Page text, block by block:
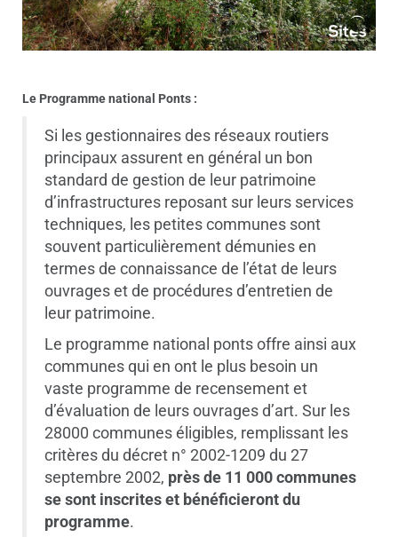
Le Programme national Ponts :
Si les gestionnaires des réseaux routiers
principaux assurent en général un bon
standard de gestion de leur patrimoine
d’infrastructures reposant sur leurs services
techniques, les petites communes sont
souvent particulièrement démunies en
termes de connaissance de l’état de leurs
ouvrages et de procédures d’entretien de
leur patrimoine.
Le programme national ponts offre ainsi aux
communes qui en ont le plus besoin un
vaste programme de recensement et
d’évaluation de leurs ouvrages d’art. Sur les
28000 communes éligibles, remplissant les
critères du décret n° 2002-1209 du 27
septembre 2002, près de 11 000 communes
se sont inscrites et bénéficieront du
programme.